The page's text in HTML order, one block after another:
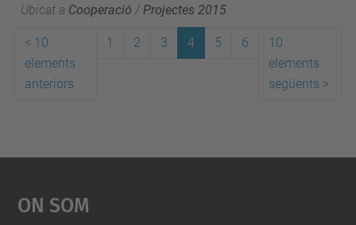
Ubicat a Cooperació /Projectes 2015
< 10
elements
anteriors
1 2 3 4 5 6
10
elements
següents >
On Som